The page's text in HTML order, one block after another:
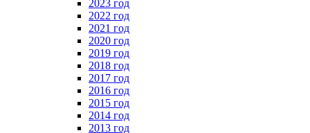
2023 год
2022 год
2021 год
2020 год
2019 год
2018 год
2017 год
2016 год
2015 год
2014 год
2013 год